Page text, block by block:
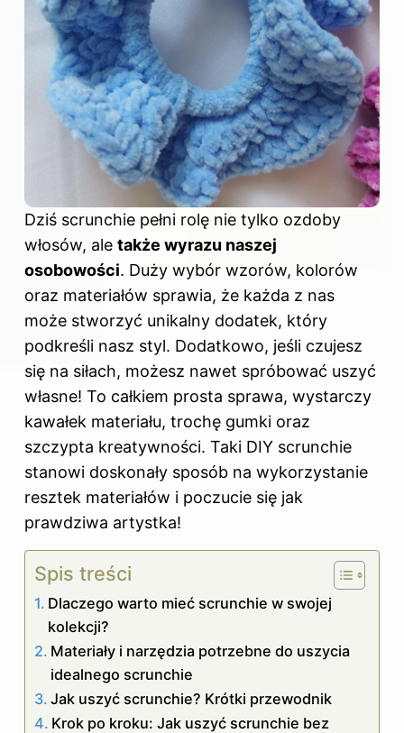
Dziś scrunchie pełni rolę nie tylko ozdoby
włosów, ale także wyrazu naszej
osobowości. Duży wybór wzorów, kolorów
oraz materiałów sprawia, że każda z nas
może stworzyć unikalny dodatek, który
podkreśli nasz styl. Dodatkowo, jeśli czujesz
się na siłach, możesz nawet spróbować uszyć
własne! To całkiem prosta sprawa, wystarczy
kawałek materiału, trochę gumki oraz
szczypta kreatywności. Taki DIY scrunchie
stanowi doskonały sposób na wykorzystanie
resztek materiałów i poczucie się jak
prawdziwa artystka!
Spis treści
Dlaczego warto mieć scrunchie w swojej
kolekcji?
Materiały i narzędzia potrzebne do uszycia
idealnego scrunchie
Jak uszyć scrunchie? Krótki przewodnik
Krok po kroku: Jak uszyć scrunchie bez